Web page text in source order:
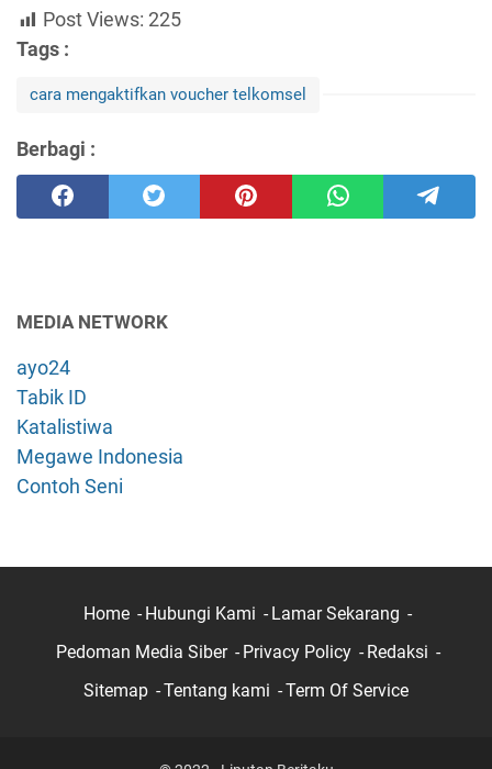
Post Views: 225
Tags :
cara mengaktifkan voucher telkomsel
Berbagi :
MEDIA NETWORK
ayo24
Tabik ID
Katalistiwa
Megawe Indonesia
Contoh Seni
Home Hubungi Kami
Lamar Sekarang
Pedoman Media Siber
Privacy Policy
Redaksi
Sitemap
Tentang kami Term Of Service